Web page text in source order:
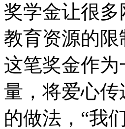
奖学金让很
教育资源的
这笔奖金作
量，将爱心传
的做法，“我